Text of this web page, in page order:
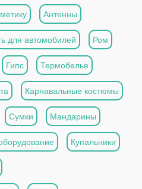
Антенны
для автомобилей Ром
Гипс Термобелье
Карнавальные костюмы
Сумки Мандарины
Купальники